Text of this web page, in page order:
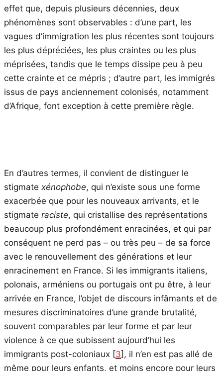
effet que, depuis plusieurs décennies, deux
phénomènes sont observables : d’une part, les
vagues d’immigration les plus récentes sont toujours
les plus dépréciées, les plus craintes ou les plus
méprisées, tandis que le temps dissipe peu à peu
cette crainte et ce mépris ; d’autre part, les immigrés
issus de pays anciennement colonisés, notamment
d’Afrique, font exception à cette première règle.
En d’autres termes, il convient de distinguer le
stigmate xénophobe, qui n’existe sous une forme
exacerbée que pour les nouveaux arrivants, et le
stigmate raciste, qui cristallise des représentations
beaucoup plus profondément enracinées, et qui par
conséquent ne perd pas – ou très peu – de sa force
avec le renouvellement des générations et leur
enracinement en France. Si les immigrants italiens,
polonais, arméniens ou portugais ont pu être, à leur
arrivée en France, l’objet de discours infâmants et de
mesures discriminatoires d’une grande brutalité,
souvent comparables par leur forme et par leur
violence à ce que subissent aujourd’hui les
immigrants post-coloniaux [3], il n’en est pas allé de
même pour leurs enfants, et moins encore pour leurs